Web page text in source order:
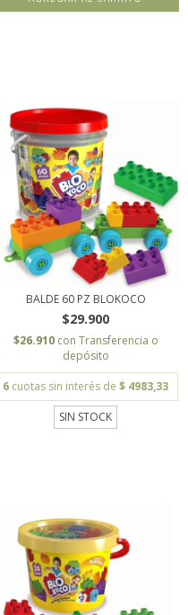
BALDE 60 PZ BLOKOCO
$29.900
$26.910 con Transferencia o
depósito
6 cuotas sin interés de $ 4983,33
SIN STOCK